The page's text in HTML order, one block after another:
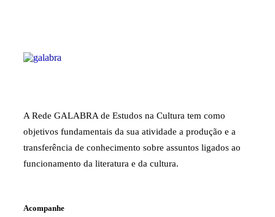
A Rede GALABRA de Estudos na Cultura tem como
objetivos fundamentais da sua atividade a produção e a
transferência de conhecimento sobre assuntos ligados ao
funcionamento da literatura e da cultura.
Acompanhe